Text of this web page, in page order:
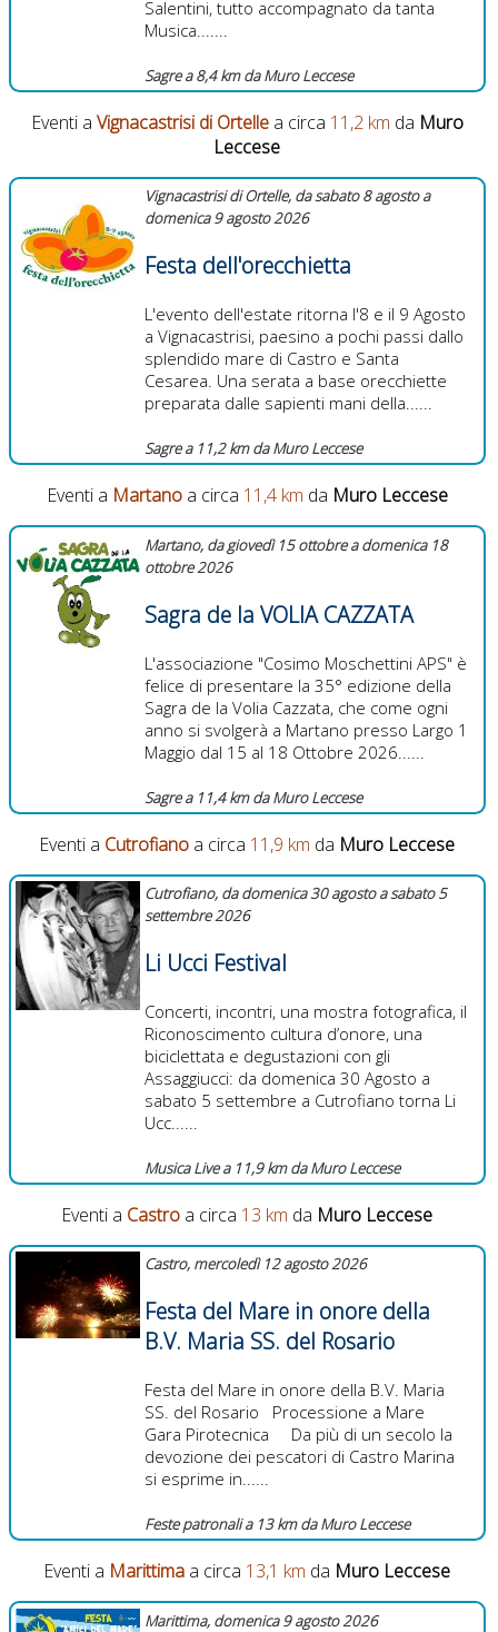
Salentini, tutto accompagnato da tanta
Musica.......
Sagre a 8,4 km da Muro Leccese
Eventi a Vignacastrisi di Ortellea circa 11,2 km da Muro
Leccese
Vignacastrisi di Ortelle, da sabato 8 agosto a
domenica 9 agosto 2026
Festa dell'orecchietta
L'evento dell'estate ritorna l'8 e il 9 Agosto
a Vignacastrisi, paesino a pochi passi dallo
splendido mare di Castro e Santa
Cesarea. Una serata a base orecchiette
preparata dalle sapienti mani della......
Sagre a 11,2 km da Muro Leccese
Eventi a Martanoa circa 11,4 km da Muro Leccese
Martano, da giovedì 15 ottobre a domenica 18
ottobre 2026
Sagra de la VOLIA CAZZATA
L'associazione "Cosimo Moschettini APS" è
felice di presentare la 35° edizione della
Sagra de la Volia Cazzata, che come ogni
anno si svolgerà a Martano presso Largo 1
Maggio dal 15 al 18 Ottobre 2026......
Sagre a 11,4 km da Muro Leccese
Eventi a Cutrofiano a circa 11,9 km da Muro Leccese
Cutrofiano, da domenica 30 agosto a sabato 5
settembre 2026
Li Ucci Festival
Concerti, incontri, una mostra fotografica, il
Riconoscimento cultura d’onore, una
biciclettata e degustazioni con gli
Assaggiucci: da domenica 30 Agosto a
sabato 5 settembre a Cutrofiano torna Li
Ucc......
Musica Live a 11,9 km da Muro Leccese
Eventi a Castro a circa 13 km da Muro Leccese
Castro, mercoledì 12 agosto 2026
Festa del Mare in onore della
B.V. Maria SS. del Rosario
Festa del Mare in onore della B.V. Maria
SS. del Rosario Processione a Mare
Gara Pirotecnica Da più di un secolo la
devozione dei pescatori di Castro Marina
si esprime in......
Feste patronali a 13 km da Muro Leccese
Eventi a Marittima a circa 13,1 km da Muro Leccese
Marittima, domenica 9 agosto 2026